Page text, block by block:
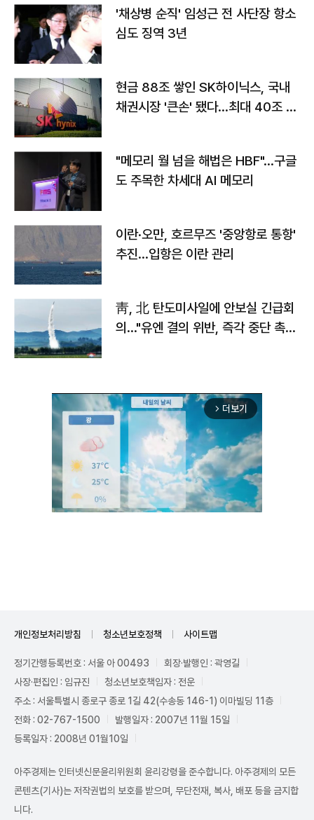
'채상병 순직' 임성근 전 사단장 항소
심도 징역 3년
현금 88조 쌓인 SK하이닉스, 국내
채권시장 '큰손' 됐다…최대 40조 투
"메모리 월 넘을 해법은 HBF"…구글
도 주목한 차세대 AI 메모리
이란·오만, 호르무즈 '중앙항로 통항'
추진…입항은 이란 관리
靑, 北 탄도미사일에 안보실 긴급회
의…"유엔 결의 위반, 즉각 중단 촉
arrow_forward_ios 더보기
개인정보처리방침 청소년보호정책 사이트맵
정기간행등록번호 : 서울 아 00493
회장·발행인 : 곽영길
사장·편집인 : 임규진
청소년보호책임자 : 전운
주소 : 서울특별시 종로구 종로 1길 42(수송동 146-1) 이마빌딩 11층
전화 : 02-767-1500
발행일자 : 2007년 11월 15일
등록일자 : 2008년 01월10일
아주경제는 인터넷신문윤리위원회 윤리강령을 준수합니다. 아주경제의 모든
콘텐츠(기사)는 저작권법의 보호를 받으며, 무단전재, 복사, 배포 등을 금지합
니다.